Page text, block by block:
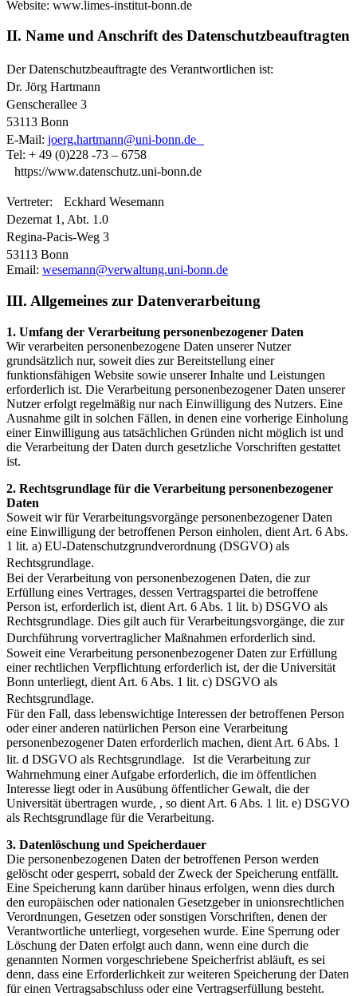
Website: www.limes-institut-bonn.de
II. Name und Anschrift des Datenschutzbeauftragten
Der Datenschutzbeauftragte des Verantwortlichen ist:
Dr. Jörg Hartmann
Genscherallee 3
53113 Bonn
E-Mail: joerg.hartmann@uni-bonn.de
Tel: + 49 (0)228 -73 – 6758
https://www.datenschutz.uni-bonn.de
Vertreter: Eckhard Wesemann
Dezernat 1, Abt. 1.0
Regina-Pacis-Weg 3
53113 Bonn
Email: wesemann@verwaltung.uni-bonn.de
III. Allgemeines zur Datenverarbeitung
1. Umfang der Verarbeitung personenbezogener Daten
Wir verarbeiten personenbezogene Daten unserer Nutzer
grundsätzlich nur, soweit dies zur Bereitstellung einer
funktionsfähigen Website sowie unserer Inhalte und Leistungen
erforderlich ist. Die Verarbeitung personenbezogener Daten unserer
Nutzer erfolgt regelmäßig nur nach Einwilligung des Nutzers. Eine
Ausnahme gilt in solchen Fällen, in denen eine vorherige Einholung
einer Einwilligung aus tatsächlichen Gründen nicht möglich ist und
die Verarbeitung der Daten durch gesetzliche Vorschriften gestattet
ist.
2. Rechtsgrundlage für die Verarbeitung personenbezogener
Daten
Soweit wir für Verarbeitungsvorgänge personenbezogener Daten
eine Einwilligung der betroffenen Person einholen, dient Art. 6 Abs.
1 lit. a) EU-Datenschutzgrundverordnung (DSGVO) als
Rechtsgrundlage.
Bei der Verarbeitung von personenbezogenen Daten, die zur
Erfüllung eines Vertrages, dessen Vertragspartei die betroffene
Person ist, erforderlich ist, dient Art. 6 Abs. 1 lit. b) DSGVO als
Rechtsgrundlage. Dies gilt auch für Verarbeitungsvorgänge, die zur
Durchführung vorvertraglicher Maßnahmen erforderlich sind.
Soweit eine Verarbeitung personenbezogener Daten zur Erfüllung
einer rechtlichen Verpflichtung erforderlich ist, der die Universität
Bonn unterliegt, dient Art. 6 Abs. 1 lit. c) DSGVO als
Rechtsgrundlage.
Für den Fall, dass lebenswichtige Interessen der betroffenen Person
oder einer anderen natürlichen Person eine Verarbeitung
personenbezogener Daten erforderlich machen, dient Art. 6 Abs. 1
lit. d DSGVO als Rechtsgrundlage. Ist die Verarbeitung zur
Wahrnehmung einer Aufgabe erforderlich, die im öffentlichen
Interesse liegt oder in Ausübung öffentlicher Gewalt, die der
Universität übertragen wurde, , so dient Art. 6 Abs. 1 lit. e) DSGVO
als Rechtsgrundlage für die Verarbeitung.
3. Datenlöschung und Speicherdauer
Die personenbezogenen Daten der betroffenen Person werden
gelöscht oder gesperrt, sobald der Zweck der Speicherung entfällt.
Eine Speicherung kann darüber hinaus erfolgen, wenn dies durch
den europäischen oder nationalen Gesetzgeber in unionsrechtlichen
Verordnungen, Gesetzen oder sonstigen Vorschriften, denen der
Verantwortliche unterliegt, vorgesehen wurde. Eine Sperrung oder
Löschung der Daten erfolgt auch dann, wenn eine durch die
genannten Normen vorgeschriebene Speicherfrist abläuft, es sei
denn, dass eine Erforderlichkeit zur weiteren Speicherung der Daten
für einen Vertragsabschluss oder eine Vertragserfüllung besteht.